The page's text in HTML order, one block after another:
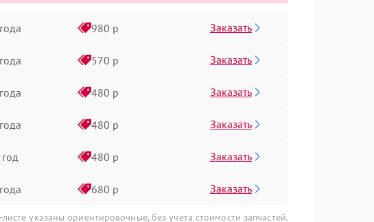
980 р Заказать
570 р Заказать
480 р Заказать
480 р Заказать
480 р Заказать
680 р Заказать
указаны ориентировочные, без учета стоимости запчастей.